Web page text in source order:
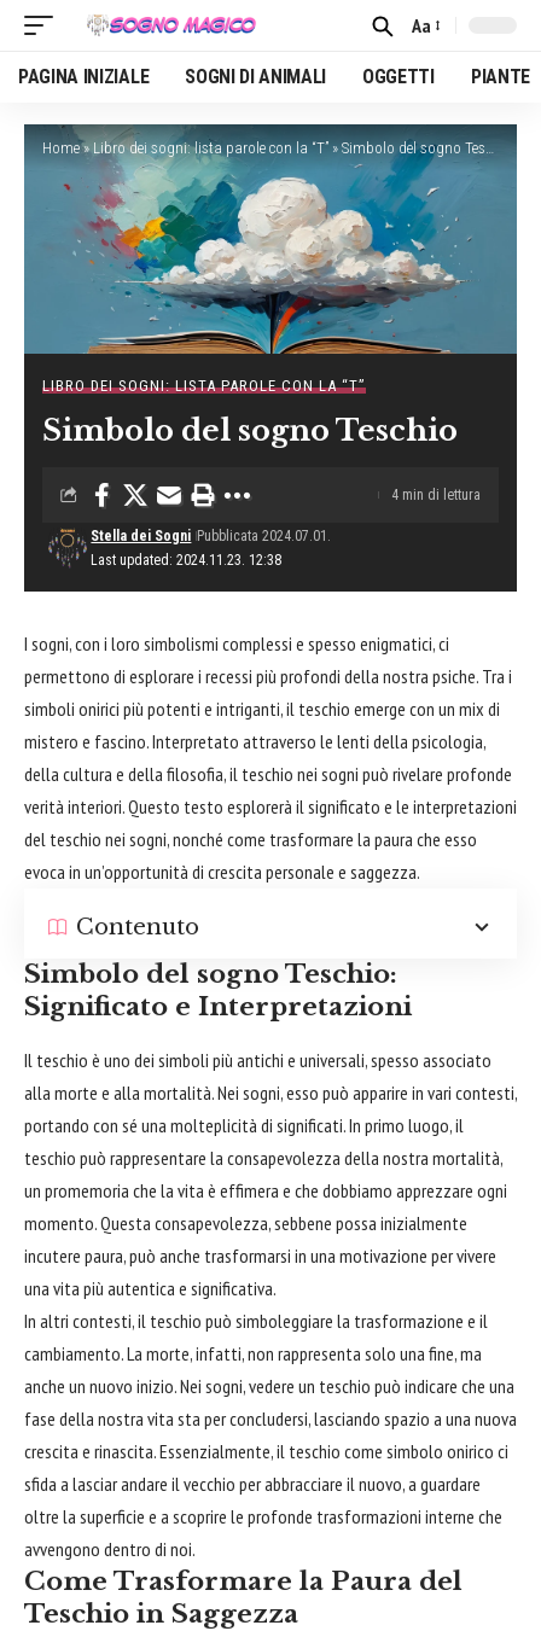
Font
Resizer
Aa
PAGINA INIZIALE SOGNI DI ANIMALI OGGETTI PIANTE
Home» Libro dei sogni: lista parole con la “T” » Simbolo del sogno Teschio
LIBRO DEI SOGNI: LISTA PAROLE CON LA “T”
Simbolo del sogno Teschio
Last updated: 2024.11.23. 12:38
Stella dei Sogni Pubblicata 2024.07.01.
4 min di lettura
I sogni, con i loro simbolismi complessi e spesso enigmatici, ci
permettono di esplorare i recessi più profondi della nostra psiche. Tra i
simboli onirici più potenti e intriganti, il teschio emerge con un mix di
mistero e fascino. Interpretato attraverso le lenti della psicologia,
della cultura e della filosofia, il teschio nei sogni può rivelare profonde
verità interiori. Questo testo esplorerà il significato e le interpretazioni
del teschio nei sogni, nonché come trasformare la paura che esso
evoca in un’opportunità di crescita personale e saggezza.
Contenuto
Simbolo del sogno Teschio:
Significato e Interpretazioni
Il teschio è uno dei simboli più antichi e universali, spesso associato
alla morte e alla mortalità. Nei sogni, esso può apparire in vari contesti,
portando con sé una molteplicità di significati. In primo luogo, il
teschio può rappresentare la consapevolezza della nostra mortalità,
un promemoria che la vita è effimera e che dobbiamo apprezzare ogni
momento. Questa consapevolezza, sebbene possa inizialmente
incutere paura, può anche trasformarsi in una motivazione per vivere
una vita più autentica e significativa.
In altri contesti, il teschio può simboleggiare la trasformazione e il
cambiamento. La morte, infatti, non rappresenta solo una fine, ma
anche un nuovo inizio. Nei sogni, vedere un teschio può indicare che una
fase della nostra vita sta per concludersi, lasciando spazio a una nuova
crescita e rinascita. Essenzialmente, il teschio come simbolo onirico ci
sfida a lasciar andare il vecchio perabbracciare il nuovo, a guardare
oltre la superficie e a scoprire le profonde trasformazioni interne che
avvengono dentro di noi.
Come Trasformare la Paura del
Teschio in Saggezza